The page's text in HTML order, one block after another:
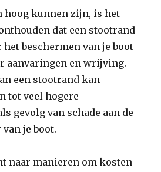
hoog kunnen zijn, is het
dat een stootrand
beschermen van je boot
aanvaringen en wrijving.
een stootrand kan
tot veel hogere
gevolg van schade aan de
je boot.
naar manieren om kosten